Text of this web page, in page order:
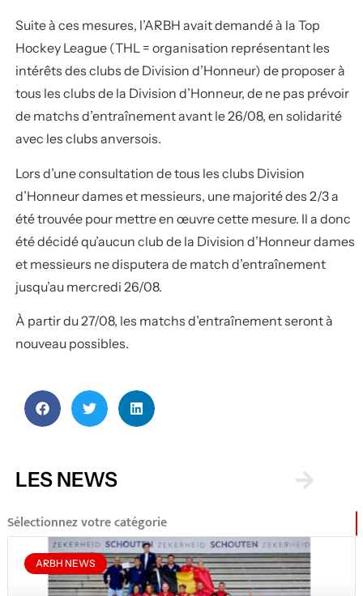
Suite à ces mesures, l’ARBH avait demandé à la Top
Hockey League (THL = organisation représentant les
intérêts des clubs de Division d’Honneur) de proposer à
tous les clubs de la Division d’Honneur, de ne pas prévoir
de matchs d’entraînement avant le 26/08, en solidarité
avec les clubs anversois.
Lors d’une consultation de tous les clubs Division
d’Honneur dames et messieurs, une majorité des 2/3 a
été trouvée pour mettre en œuvre cette mesure. Il a donc
été décidé qu’aucun club de la Division d’Honneur dames
et messieurs ne disputera de match d’entraînement
jusqu’au mercredi 26/08.
À partir du 27/08, les matchs d’entraînement seront à
nouveau possibles.
LES NEWS
Sélectionnez votre catégorie
ARBH NEWS